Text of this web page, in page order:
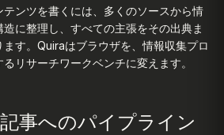
テンツを書くには、多くのソースから情
に整理し、すべての主張をその出典ま
す。Quiraはブラウザを、情報収集プロ
リサーチワークベンチに変えます。
事へのパイプライン